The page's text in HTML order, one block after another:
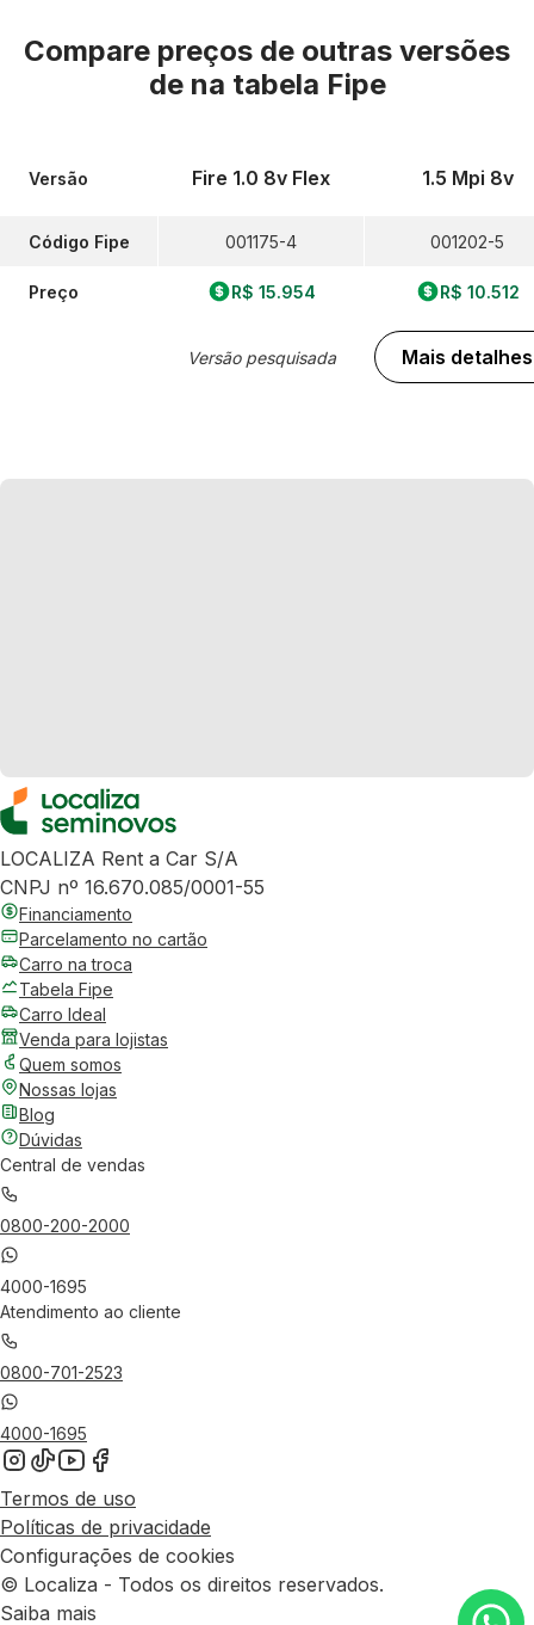
Compare preços de outras versões
de na tabela Fipe
Versão
Código Fipe
Preço
Fire 1.0 8v Flex
001175-4
R$ 15.954
Versão pesquisada
1.5 Mpi 8v
001202-5
R$ 10.512
Mais detalhes
LOCALIZA Rent a Car S/A
CNPJ nº 16.670.085/0001-55
Financiamento
Parcelamento no cartão
Carro na troca
Tabela Fipe
Carro Ideal
Venda para lojistas
Quem somos
Nossas lojas
Blog
Dúvidas
Central de vendas
0800-200-2000
4000-1695
Atendimento ao cliente
0800-701-2523
4000-1695
Termos de uso
Políticas de privacidade
Configurações de cookies
© Localiza - Todos os direitos reservados.
Saiba mais